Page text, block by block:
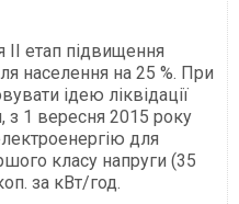
етап підвищення
населення на 25 %. При
ідею ліквідації
з 1 вересня 2015 року
для
класу напруги (35
за кВт/год.